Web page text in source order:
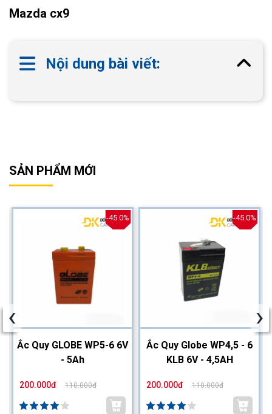
Mazda cx9
Nội dung bài viết:
SẢN PHẨM MỚI
-45.0%
Ắc Quy GLOBE WP5-6 6V
- 5Ah
200.000đ 110.000đ
-45.0%
Ắc Quy Globe WP4,5 - 6
KLB 6V - 4,5AH
200.000đ 110.000đ
‹ ›